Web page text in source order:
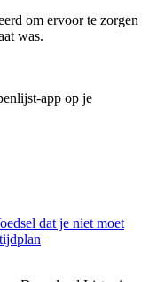
om ervoor te zorgen
was.
app op je
dat je niet moet